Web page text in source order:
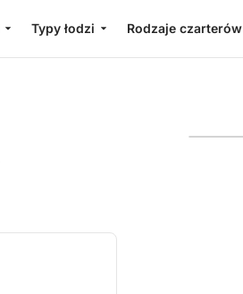
Typy łodzi Rodzaje czarterów